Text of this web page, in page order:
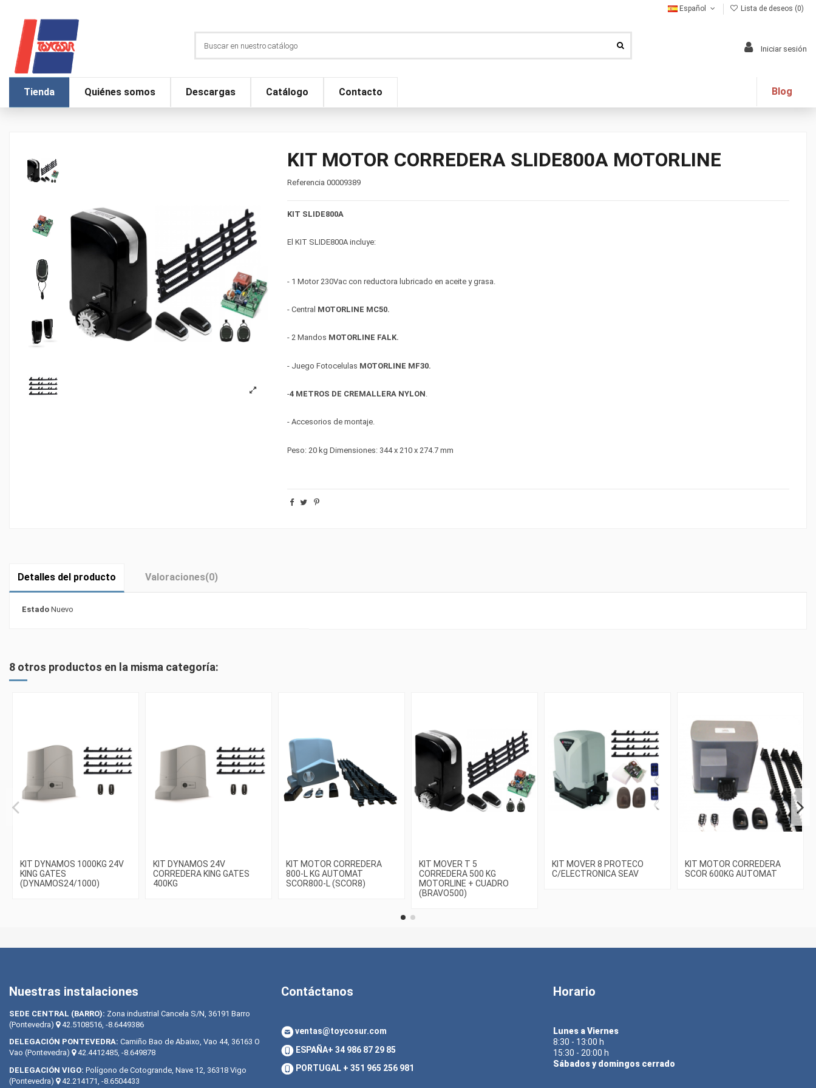
Español Lista de deseos (0)
Iniciar sesión
Tienda Quiénes somos Descargas Catálogo Contacto Blog
KIT MOTOR CORREDERA SLIDE800A MOTORLINE
Referencia 00009389
KIT SLIDE800A
El KIT SLIDE800A incluye:
- 1 Motor 230Vac con reductora lubricado en aceite y grasa.
- Central MOTORLINE MC50.
- 2 Mandos MOTORLINE FALK.
- Juego Fotocelulas MOTORLINE MF30.
-4 METROS DE CREMALLERA NYLON.
- Accesorios de montaje.
Peso: 20 kg Dimensiones: 344 x 210 x 274.7 mm
Detalles del producto Valoraciones(0)
Estado Nuevo
8 otros productos en la misma categoría:
KIT DYNAMOS 1000KG 24V
KING GATES
(DYNAMOS24/1000)
KIT DYNAMOS 24V
CORREDERA KING GATES
400KG
KIT MOTOR CORREDERA
800-L KG AUTOMAT
SCOR800-L (SCOR8)
KIT MOVER T 5
CORREDERA 500 KG
MOTORLINE + CUADRO
(BRAVO500)
KIT MOVER 8 PROTECO
C/ELECTRONICA SEAV
KIT MOTOR CORREDERA
SCOR 600KG AUTOMAT
Nuestras instalaciones
SEDE CENTRAL (BARRO): Zona industrial Cancela S/N, 36191 Barro
(Pontevedra)
42.5108516, -8.6449386
DELEGACIÓN PONTEVEDRA: Camiño Bao de Abaixo, Vao 44, 36163 O
Vao (Pontevedra)
42.4412485, -8.649878
DELEGACIÓN VIGO: Polígono de Cotogrande, Nave 12, 36318 Vigo
(Pontevedra)
42.214171, -8.6504433
Contáctanos
ventas@toycosur.com
ESPAÑA+ 34 986 87 29 85
PORTUGAL + 351 965 256 981
Horario
Lunes a Viernes
8:30 - 13:00 h
15:30 - 20:00 h
Sábados y domingos cerrado